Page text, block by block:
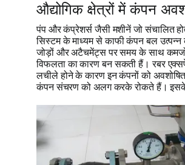
औद्योगिक क्षेत्रों में कंपन
पंप और कंप्रेशर्स जैसी मशीनें जो संचालित
सिस्टम के माध्यम से काफी कंपन बल उत्पन्न
जोड़ों और अटैचमेंट्स पर समय के साथ
विफलता का कारण बन सकती हैं। रबर
लचीले होने के कारण इन कंपनों को
कंपन संचरण को अलग करके रोकते हैं।